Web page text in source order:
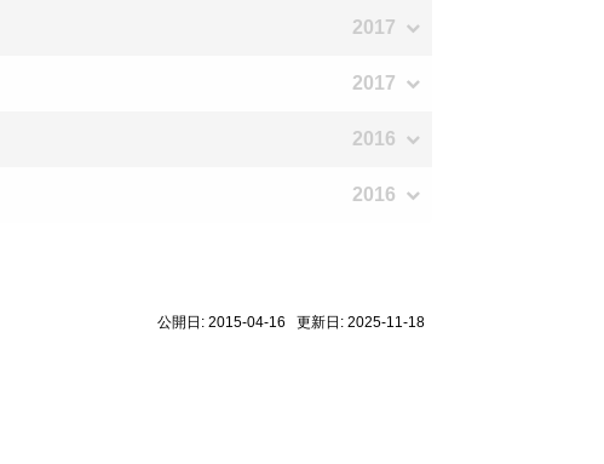
2017
2017
2016
2016
公開日: 2015-04-16 更新日: 2025-11-18